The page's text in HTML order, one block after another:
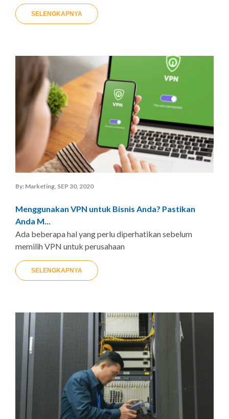
SELENGKAPNYA
By: Marketing, SEP 30, 2020
Menggunakan VPN untuk Bisnis Anda? Pastikan
Anda M...
Ada beberapa hal yang perlu diperhatikan sebelum
memilih VPN untuk perusahaan
SELENGKAPNYA